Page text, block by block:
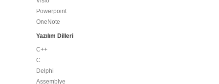
Powerpoint
OneNote
Yazılım Dilleri
C++
C
Delphi
Assemblye